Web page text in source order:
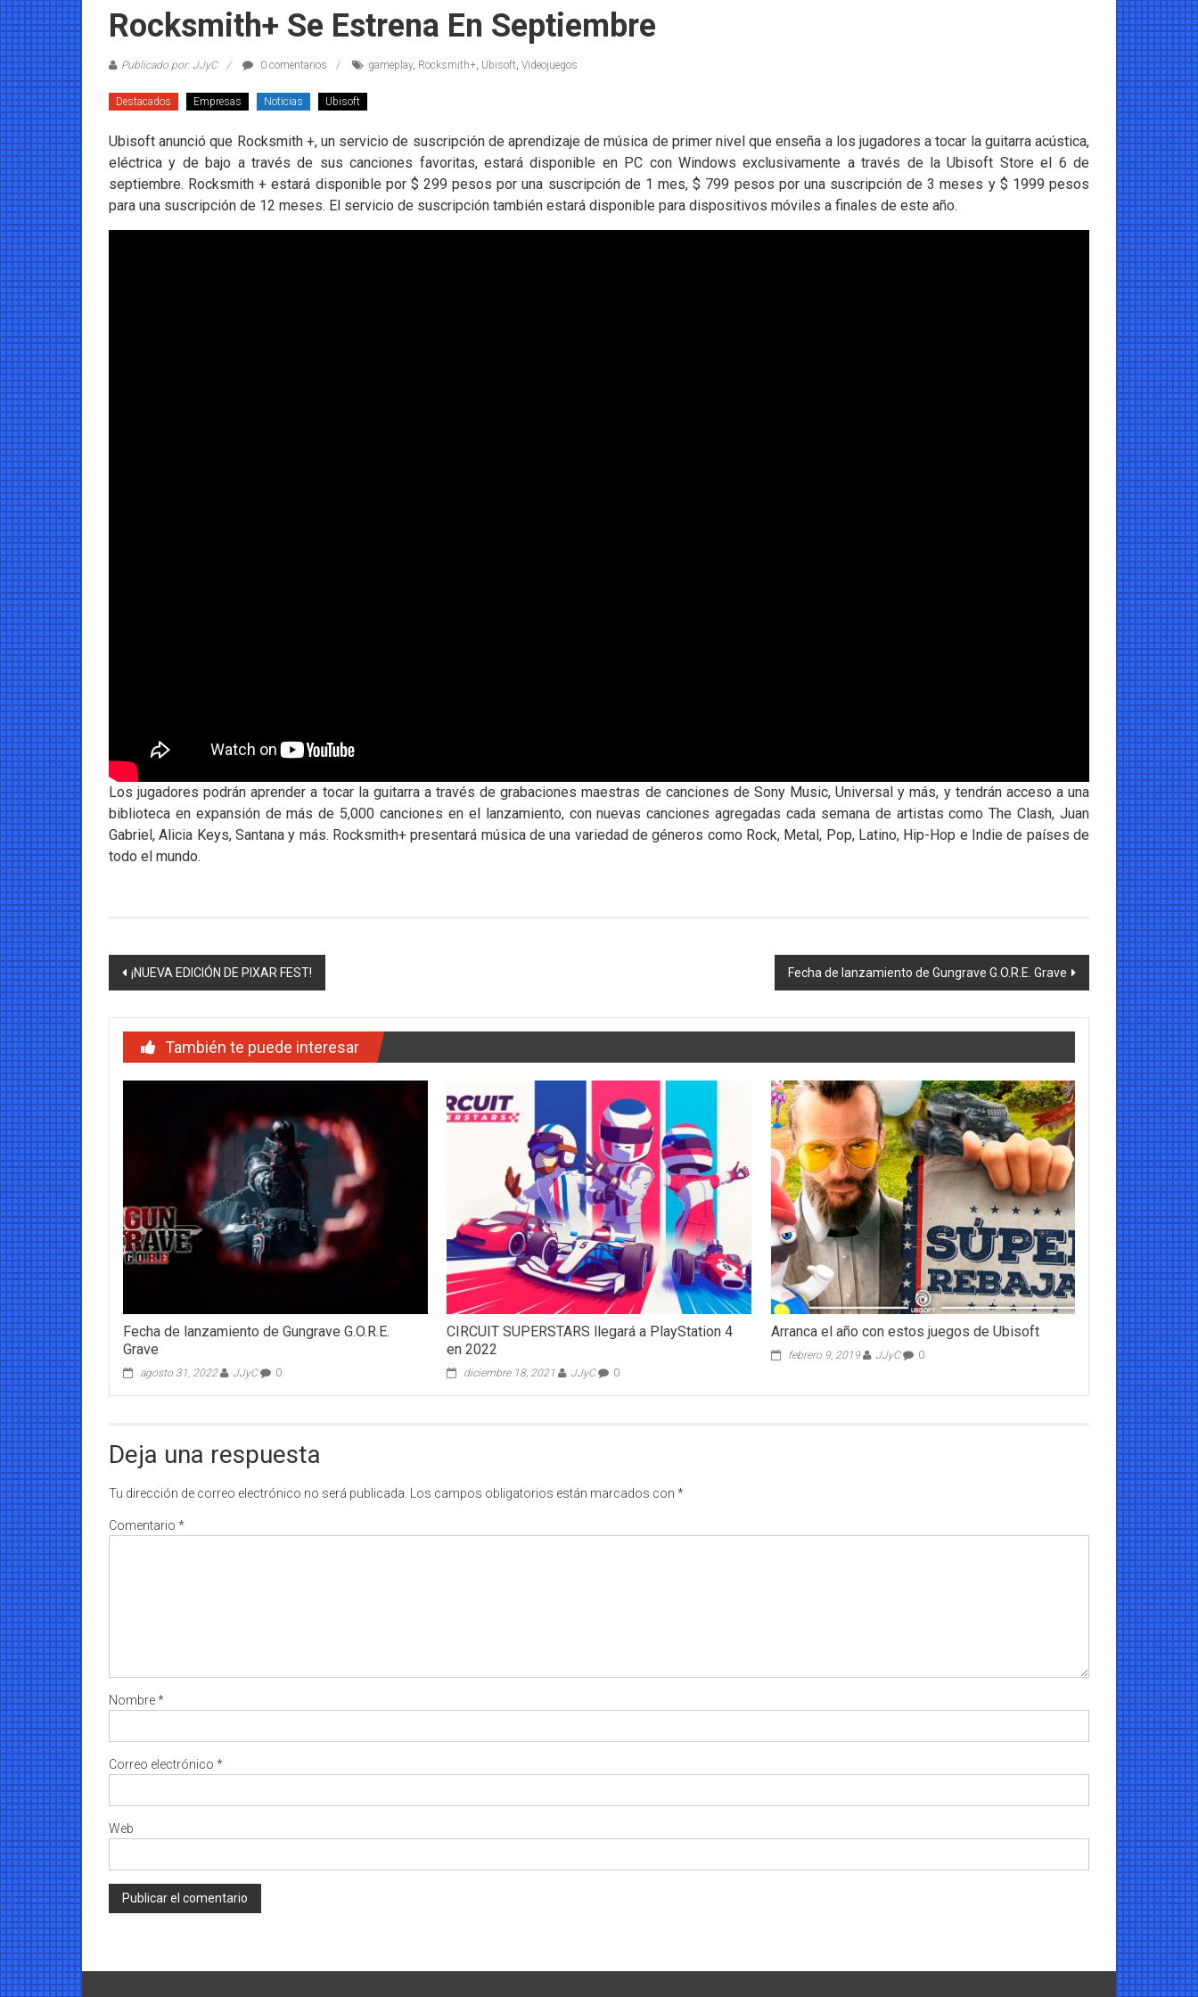
Coleccionables
y
entretenimiento
coleccionistas.
Rocksmith+ Se Estrena En Septiembre
Publicado por: JJyC 0 comentarios gameplay, Rocksmith+, Ubisoft, Videojuegos
Destacados Empresas Noticias Ubisoft
Ubisoft anunció que Rocksmith +, un servicio de suscripción de aprendizaje de música de primer nivel que enseña a los jugadores a tocar la guitarra acústica,
eléctrica y de bajo a través de sus canciones favoritas, estará disponible en PC con Windows exclusivamente a través de la Ubisoft Store el 6 de
septiembre. Rocksmith + estará disponible por $ 299 pesos por una suscripción de 1 mes, $ 799 pesos por una suscripción de 3 meses y $ 1999 pesos
para una suscripción de 12 meses. El servicio de suscripción también estará disponible para dispositivos móviles a finales de este año.
Los jugadores podrán aprender a tocar la guitarra a través de grabaciones maestras de canciones de Sony Music, Universal y más, y tendrán acceso a una
biblioteca en expansión de más de 5,000 canciones en el lanzamiento, con nuevas canciones agregadas cada semana de artistas como The Clash, Juan
Gabriel, Alicia Keys, Santana y más. Rocksmith+ presentará música de una variedad de géneros como Rock, Metal, Pop, Latino, Hip-Hop e Indie de países de
todo el mundo.
Navegación
entradas
¡NUEVA EDICIÓN DE PIXAR FEST! Fecha de lanzamiento de Gungrave G.O.R.E. Grave
También te puede interesar
Fecha de lanzamiento de Gungrave G.O.R.E.
Grave
agosto 31, 2022 JJyC 0
CIRCUIT SUPERSTARS llegará a PlayStation 4
en 2022
diciembre 18, 2021 JJyC 0
Arranca el año con estos juegos de Ubisoft
febrero 9, 2019 JJyC 0
Deja una respuesta
Tu dirección de correo electrónico no será publicada. Los campos obligatorios están marcados con *
Comentario *
Nombre*
Correo electrónico *
Web